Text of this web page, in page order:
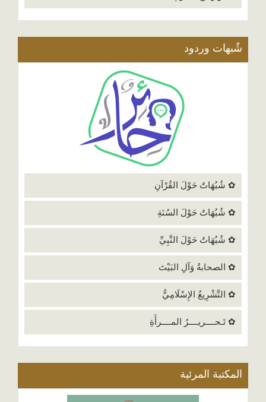
شٌبهات وردود
✿ شُبُهَاتٌ حَوْلَ القُرْآنِ
✿ شُبُهَاتٌ حَوْلَ السُنَةِ
✿ شُبُهَاتٌ حَوْلَ النَّبِيِّ
✿ الصحابةُ وَآلِ البَيْتَ
✿ التَّشْرِيعُ الإِسْلَامِيُّ
✿ تَـحــــريــــرُ المــــرأَةِ
المكتبة المرئية